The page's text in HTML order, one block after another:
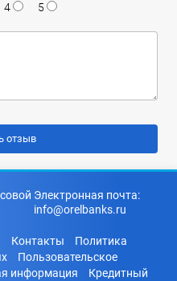
4
5
Электронная почта:
info@orelbanks.ru
Контакты
Политика
Пользовательское
информация
Кредитный